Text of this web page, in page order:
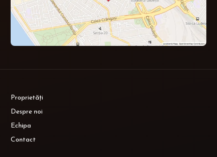
Proprietăți
Despre noi
Echipa
Contact